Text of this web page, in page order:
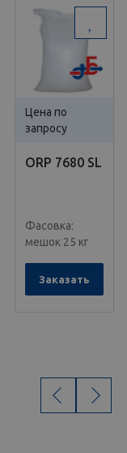
Цена по
запросу
ORP 7680 SL
Фасовка:
мешок 25 кг
Заказать
‹ ›